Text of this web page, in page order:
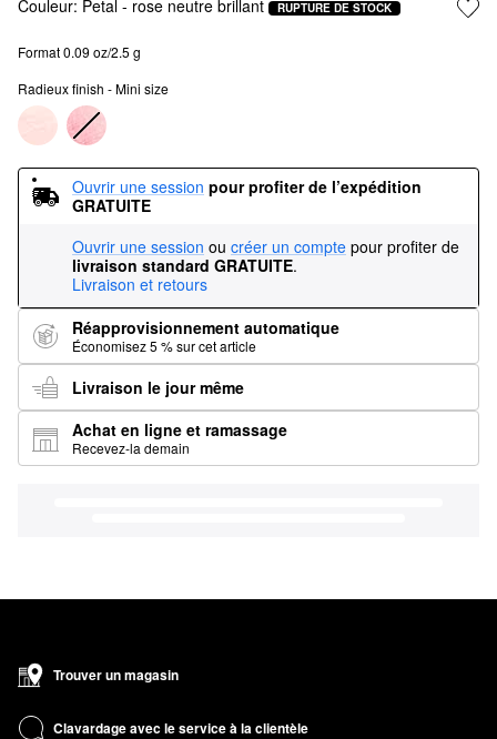
Couleur: Petal - rose neutre brillant RUPTURE DE STOCK
Format 0.09 oz/2.5 g
Radieux finish - Mini size
Ouvrir une session pour profiter de l’expédition
GRATUITE
Ouvrir une session ou créer un compte pour profiter de
livraison standard GRATUITE.
Livraison et retours
Réapprovisionnement automatique
Économisez 5 % sur cet article
Livraison le jour même
Achat en ligne et ramassage
Recevez-la demain
Trouver un magasin
Clavardage avec le service à la clientèle